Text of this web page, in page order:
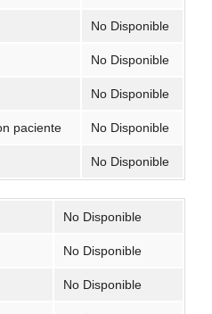
No Disponible
No Disponible
No Disponible
paciente No Disponible
No Disponible
No Disponible
No Disponible
No Disponible